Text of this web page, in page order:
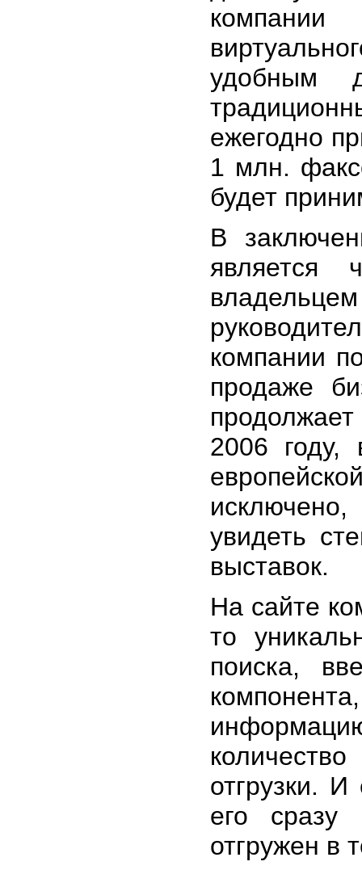
удобным
ежегодно
1 млн.
будет
В
является
компании
продаже
2006 году,
увидеть
выставок.
На сайте
то
поиска,
отгрузки.
его сразу
отгружен в